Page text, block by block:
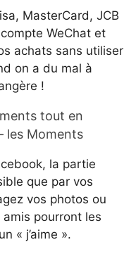
MasterCard, JCB
WeChat et
achats sans utiliser
on a du mal à
!
tout en
les Moments
la partie
que par vos
vos photos ou
amis pourront les
« j’aime ».